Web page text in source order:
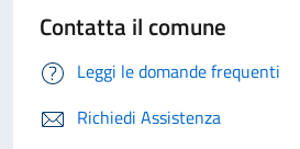
Contatta il comune
Leggi le domande frequenti
Richiedi Assistenza